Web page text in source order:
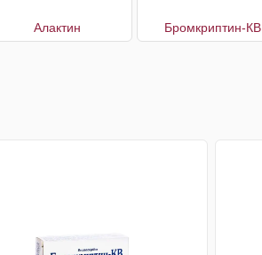
Алактин Бромкриптин-КВ